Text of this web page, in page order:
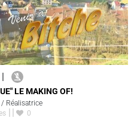
|
LE MAKING OF!
Réalisatrice
0